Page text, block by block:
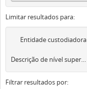
Limitar resultados para:
Entidade custodiadora
Descrição de nível superior
Filtrar resultados por: